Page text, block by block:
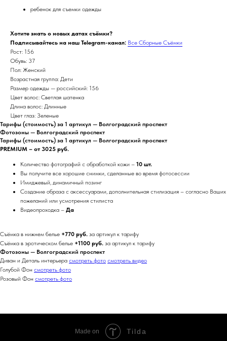
ребенок для съемки одежды
Хотите знать о новых датах съёмки?
Подписывайтесь на наш Telegram-канал: Все Сборные Съёмки
Рост: 156
Обувь: 37
Пол: Женский
Возрастная группа: Дети
Размер одежды — российский: 156
Цвет волос: Светлая шатенка
Длина волос: Длинные
Цвет глаз: Зеленые
Тарифы (стоимость) за 1 артикул — Волгоградский проспект
Фотозоны — Волгоградский проспект
Тарифы (стоимость) за 1 артикул — Волгоградский проспект
PREMIUM – от 3025 руб.
Количество фотографий с обработкой кожи – 10 шт.
Вы получите все хорошие снимки, сделанные во время фотосессии
Имиджевый, динамичный позинг
Создание образа с аксессуарами, дополнительная стилизация – согласно Ваших
пожеланий или усмотрения стилиста
Видеопроходка – Да
Съёмка в нижнем белье +770 руб. за артикул к тарифу
Съёмка в эротическом белье +1100 руб. за артикул к тарифу
Фотозоны — Волгоградский проспект
Диван и Деталь интерьера смотреть фото смотреть видео
Голубой Фон смотреть фото
Розовый Фон смотреть фото
Made on Tilda